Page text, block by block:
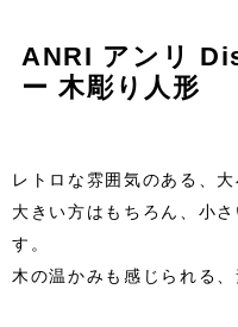
ANRI アンリ
ー 木彫り人形
レトロな雰囲気のある、
大きい方はもちろん、小
す。
木の温かみも感じられる